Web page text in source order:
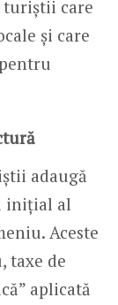
turiștii care
și care
adaugă
inițial al
Aceste
taxe de
aplicată